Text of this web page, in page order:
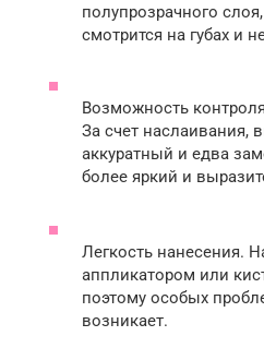
полупрозрачного
смотрится на губах и
Возможность
За счет наслаивания,
аккуратный и едва
более яркий и
Легкость нанесения.
аппликатором или
поэтому особых
возникает.